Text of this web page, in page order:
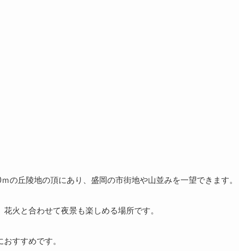
の丘陵地の頂にあり、盛岡の市街地や山並みを一望できます。
火と合わせて夜景も楽しめる場所です。
すすめです。